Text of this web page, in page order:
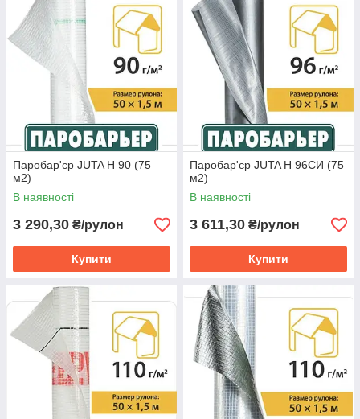
Пароізоляційні плівки виготовляють з поліетилену без перфорації,
вони бувають:
армовані тришарові(центральна частина –
поліпропіленова армування, з двох сторін якого нанесено
поліетиленове волокно. Такий паробар'єр захищає
внутрішній шар утеплювача від конденсату та пари від
несучих стін будівлі при утепленні фасадів і від теплої
пари від внутрішнього приміщення при влаштуванні
неармовані
чотиришарові( на внутрішній поверхні якого є четвертий
від пари)
Властивості та ефективність паробар'єра залежать від його
щільності, яка може бути від 90 до 110 г/м3. Чим вище цей
показник, тим якісніше, ефективніше і дорожче плівка.
Паропроникність, на відміну від гідробар'єра, навпаки
повинна
бути мінімальною: 0,05-0,1 г/м2 на добу.
Що важливо знати для правильного монтажу пароізоляційної
Паробар'єр JUTA Н 90 (75
м2)
В наявності
3 290,30 ₴/рулон
Купити
Паробар'єр JUTA Н 96CИ (75
м2)
В наявності
3 611,30 ₴/рулон
Купити